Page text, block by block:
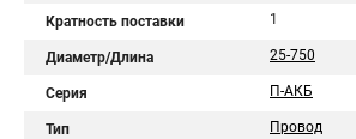
Кратность поставки 1
Диаметр/Длина 25-750
Серия П-АКБ
Тип Провод